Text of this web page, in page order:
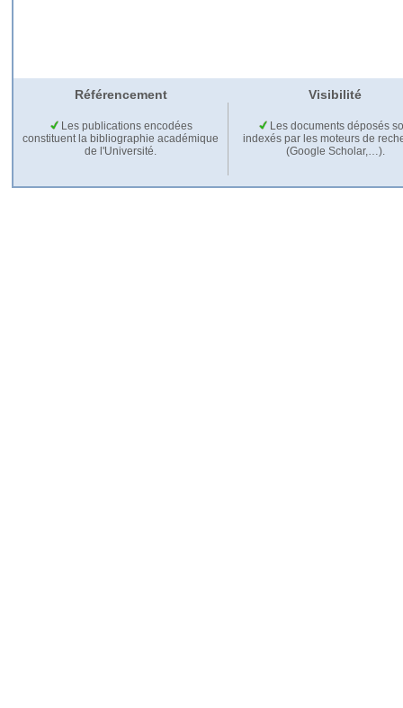
Référencement Visibilité
Les publications encodées
constituent la bibliographie académique
de l'Université.
Les documents déposés
indexés par les moteurs de
(Google Scholar,…).